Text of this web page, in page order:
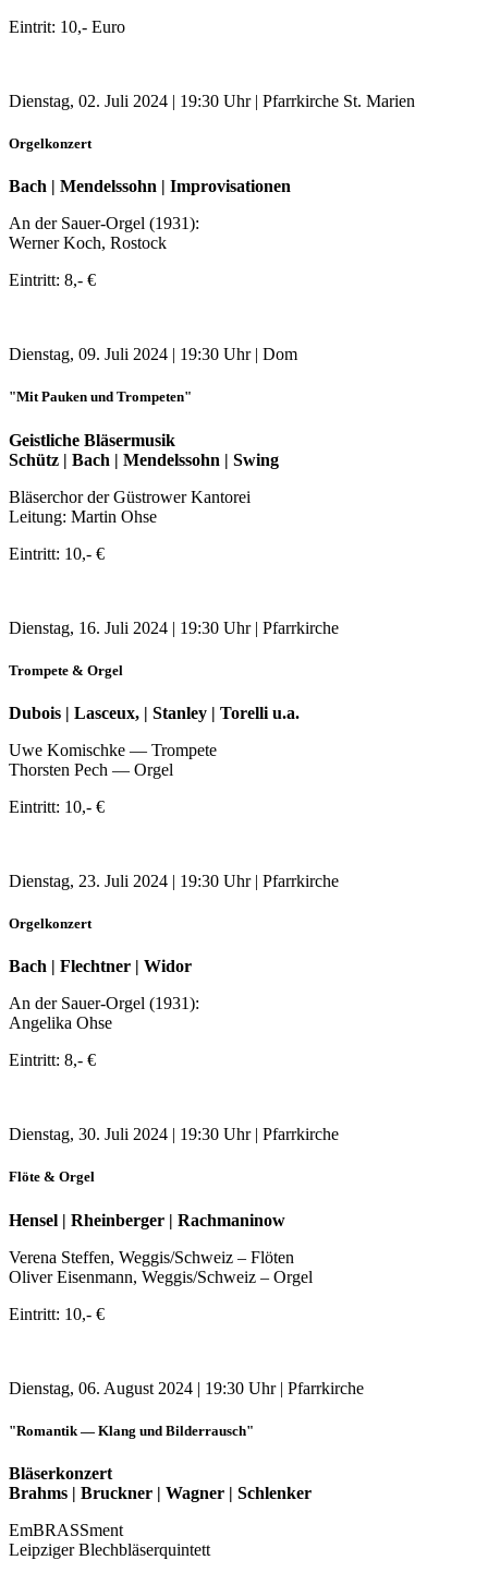
Eintrit: 10,- Euro
Dienstag, 02. Juli 2024 | 19:30 Uhr | Pfarrkirche St. Marien
Orgelkonzert
Bach | Mendelssohn | Improvisationen
An der Sauer-Orgel (1931):
Werner Koch, Rostock
Eintritt: 8,- €
Dienstag, 09. Juli 2024 | 19:30 Uhr | Dom
"Mit Pauken und Trompeten"
Geistliche Bläsermusik
Schütz | Bach | Mendelssohn | Swing
Bläserchor der Güstrower Kantorei
Leitung: Martin Ohse
Eintritt: 10,- €
Dienstag, 16. Juli 2024 | 19:30 Uhr | Pfarrkirche
Trompete & Orgel
Dubois | Lasceux, | Stanley | Torelli u.a.
Uwe Komischke — Trompete
Thorsten Pech — Orgel
Eintritt: 10,- €
Dienstag, 23. Juli 2024 | 19:30 Uhr | Pfarrkirche
Orgelkonzert
Bach | Flechtner | Widor
An der Sauer-Orgel (1931):
Angelika Ohse
Eintritt: 8,- €
Dienstag, 30. Juli 2024 | 19:30 Uhr | Pfarrkirche
Flöte & Orgel
Hensel | Rheinberger | Rachmaninow
Verena Steffen, Weggis/Schweiz – Flöten
Oliver Eisenmann, Weggis/Schweiz – Orgel
Eintritt: 10,- €
Dienstag, 06. August 2024 | 19:30 Uhr | Pfarrkirche
"Romantik — Klang und Bilderrausch"
Bläserkonzert
Brahms | Bruckner | Wagner | Schlenker
EmBRASSment
Leipziger Blechbläserquintett